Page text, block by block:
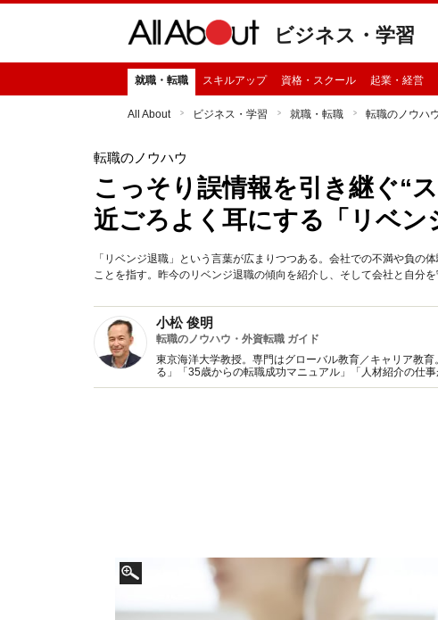
ビジネス・学習
就職・転職 スキルアップ 資格・スクール 起業・経営
All About ビジネス・学習 就職・転職 転職のノウハ
転職のノウハウ
こっそり誤情報を引き継ぐ“
近ごろよく耳にする「リベン
「リベンジ退職」という言葉が広まりつつある。会社での不満や負の
ことを指す。昨今のリベンジ退職の傾向を紹介し、そして会社と自分
小松 俊明
転職のノウハウ・外資転職 ガイド
東京海洋大学教授。専門はグローバル教育／キャリア教
る」「35歳からの転職成功マニュアル」「人材紹介の仕
ドハンターで企業の採用事情に詳しい。